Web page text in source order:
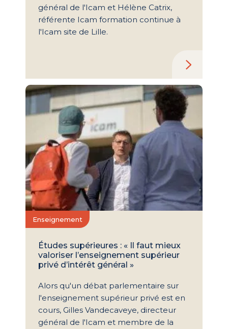
général de l'Icam et Hélène Catrix,
référente Icam formation continue à
l'Icam site de Lille.
Enseignement
Études supérieures : « Il faut mieux
valoriser l’enseignement supérieur
privé d’intérêt général »
Alors qu'un débat parlementaire sur
l'enseignement supérieur privé est en
cours, Gilles Vandecaveye, directeur
général de l'Icam et membre de la